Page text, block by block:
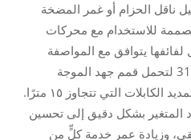
ناقل الحزام أو غمر المضخة
للاستخدام مع محركات
لفائفها يتوافق مع المواصفة
القياسية NEMA MG-1 الجزء 31 لتحمل قمم جهد الموجة
المنعكسة، لا سيما في حالات تمديد الكابلات التي تتجاوز ١٥ مترًا.
المتغير بشكل دقيق إلى تحسين
وزيادة عمر خدمة كلٍّ من